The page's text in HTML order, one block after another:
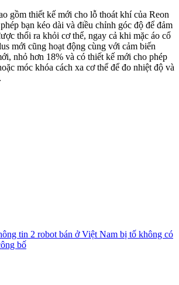
gồm thiết kế mới cho lỗ thoát khí của Reon
bạn kéo dài và điều chỉnh góc độ để đảm
thổi ra khỏi cơ thể, ngay cả khi mặc áo cổ
mới cũng hoạt động cùng với cảm biến
nhỏ hơn 18% và có thiết kế mới cho phép
móc khóa cách xa cơ thể để đo nhiệt độ và
tin 2 robot bán ở Việt Nam bị tố không có
bố